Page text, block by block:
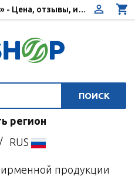
ПОИСК
регион
RUS
продукции
Купить Пилюли «Витаваз» - Цена, отзывы, инструкция по применению - Интернет-магазин «Ли Вест»